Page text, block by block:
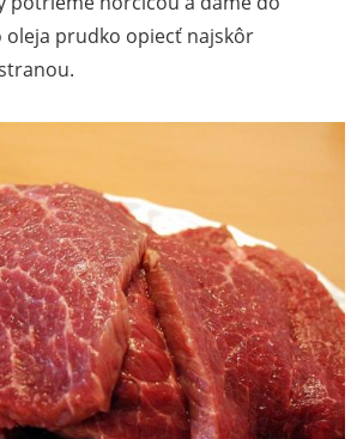
oleja prudko opiecť najskôr